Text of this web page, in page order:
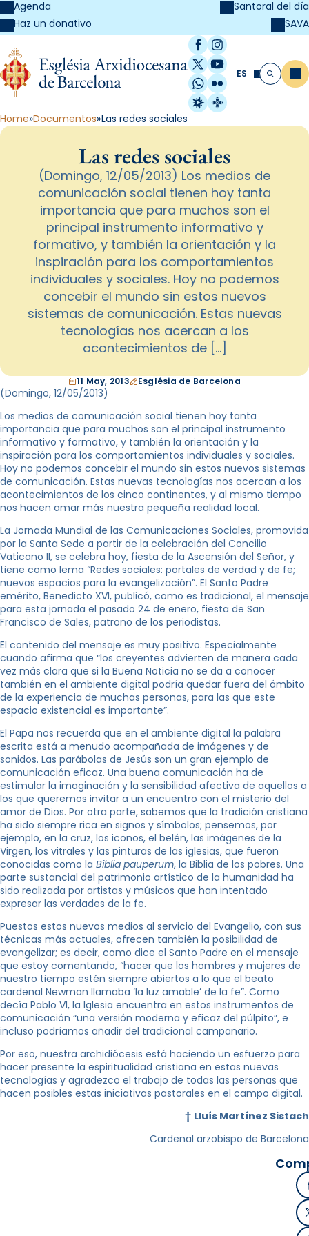
Agenda
Haz un donativo
Santoral del día
SAVA
Facebook
Instagram
X / Twitter
YouTube
WhatsApp
Flickr
Radio Estel
Catalunya
ES Buscar
Home Documentos Las redes sociales
Las redes sociales
(Domingo, 12/05/2013) Los medios de
comunicación social tienen hoy tanta
importancia que para muchos son el
principal instrumento informativo y
formativo, y también la orientación y la
inspiración para los comportamientos
individuales y sociales. Hoy no podemos
concebir el mundo sin estos nuevos
sistemas de comunicación. Estas nuevas
tecnologías nos acercan a los
acontecimientos de […]
11 May, 2013 Església de Barcelona
(Domingo, 12/05/2013)
Los medios de comunicación social tienen hoy tanta
importancia que para muchos son el principal instrumento
informativo y formativo, y también la orientación y la
inspiración para los comportamientos individuales y sociales.
Hoy no podemos concebir el mundo sin estos nuevos sistemas
de comunicación. Estas nuevas tecnologías nos acercan a los
acontecimientos de los cinco continentes, y al mismo tiempo
nos hacen amar más nuestra pequeña realidad local.
La Jornada Mundial de las Comunicaciones Sociales, promovida
por la Santa Sede a partir de la celebración del Concilio
Vaticano II, se celebra hoy, fiesta de la Ascensión del Señor, y
tiene como lema “Redes sociales: portales de verdad y de fe;
nuevos espacios para la evangelización”. El Santo Padre
emérito, Benedicto XVI, publicó, como es tradicional, el mensaje
para esta jornada el pasado 24 de enero, fiesta de San
Francisco de Sales, patrono de los periodistas.
El contenido del mensaje es muy positivo. Especialmente
cuando afirma que “los creyentes advierten de manera cada
vez más clara que si la Buena Noticia no se da a conocer
también en el ambiente digital podría quedar fuera del ámbito
de la experiencia de muchas personas, para las que este
espacio existencial es importante”.
El Papa nos recuerda que en el ambiente digital la palabra
escrita está a menudo acompañada de imágenes y de
sonidos. Las parábolas de Jesús son un gran ejemplo de
comunicación eficaz. Una buena comunicación ha de
estimular la imaginación y la sensibilidad afectiva de aquellos a
los que queremos invitar a un encuentro con el misterio del
amor de Dios. Por otra parte, sabemos que la tradición cristiana
ha sido siempre rica en signos y símbolos; pensemos, por
ejemplo, en la cruz, los iconos, el belén, las imágenes de la
Virgen, los vitrales y las pinturas de las iglesias, que fueron
conocidas como la Biblia pauperum, la Biblia de los pobres. Una
parte sustancial del patrimonio artístico de la humanidad ha
sido realizada por artistas y músicos que han intentado
expresar las verdades de la fe.
Puestos estos nuevos medios al servicio del Evangelio, con sus
técnicas más actuales, ofrecen también la posibilidad de
evangelizar; es decir, como dice el Santo Padre en el mensaje
que estoy comentando, “hacer que los hombres y mujeres de
nuestro tiempo estén siempre abiertos a lo que el beato
cardenal Newman llamaba ‘la luz amable’ de la fe”. Como
decía Pablo VI, la Iglesia encuentra en estos instrumentos de
comunicación “una versión moderna y eficaz del púlpito”, e
incluso podríamos añadir del tradicional campanario.
Por eso, nuestra archidiócesis está haciendo un esfuerzo para
hacer presente la espiritualidad cristiana en estas nuevas
tecnologías y agradezco el trabajo de todas las personas que
hacen posibles estas iniciativas pastorales en el campo digital.
† Lluís Martínez Sistach
Cardenal arzobispo de Barcelona